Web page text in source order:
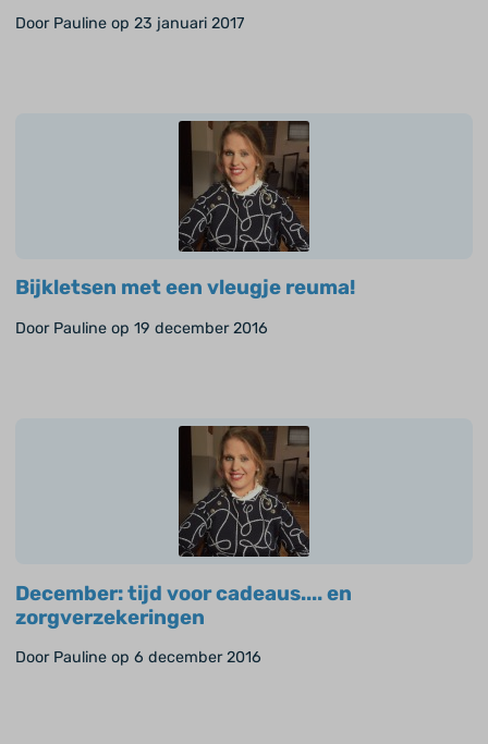
Door Pauline op 23 januari 2017
Bijkletsen met een vleugje reuma!
Door Pauline op 19 december 2016
December: tijd voor cadeaus.... en
zorgverzekeringen
Door Pauline op 6 december 2016